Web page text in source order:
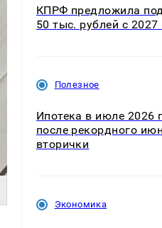
КПРФ предложила
50 тыс. рублей с 2027
Полезное
Ипотека в июле 2026
после рекордного
вторички
Экономика